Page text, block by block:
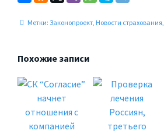
Метки: Законопроект, Новости страхования,
Похожие записи